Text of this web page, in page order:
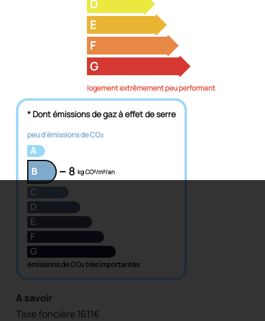
D
E
F
G
logement extrêmement peu performant
* Dont émissions de gaz à effet de serre
peu d'émissions de CO₂
A
B
8 kg CO²/m²/an
C
D
E
F
G
émissions de CO₂ très importantes
A savoir
Taxe foncière 1611€